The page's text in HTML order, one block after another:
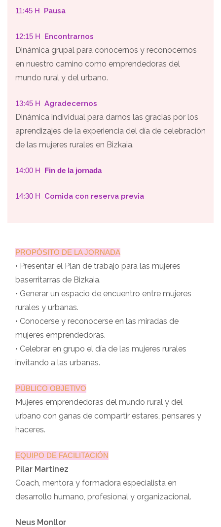
11:45 H Pausa
12:15 H Encontrarnos
Dinámica grupal para conocernos y reconocernos
en nuestro camino como emprendedoras del
mundo rural y del urbano.
13:45 H Agradecernos
Dinámica individual para darnos las gracias por los
aprendizajes de la experiencia del día de celebración
de las mujeres rurales en Bizkaia.
14:00 H Fin de la jornada
14:30 H Comida con reserva previa
PROPÓSITO DE LA JORNADA
• Presentar el Plan de trabajo para las mujeres
baserritarras de Bizkaia.
• Generar un espacio de encuentro entre mujeres
rurales y urbanas.
• Conocerse y reconocerse en las miradas de
mujeres emprendedoras.
• Celebrar en grupo el día de las mujeres rurales
invitando a las urbanas.
PÚBLICO OBJETlVO
Mujeres emprendedoras del mundo rural y del
urbano con ganas de compartir estares, pensares y
haceres.
EQUIPO DE FACILITACIÓN
Pilar Martínez
Coach, mentora y formadora especialista en
desarrollo humano, profesional y organizacional.
Neus Monllor